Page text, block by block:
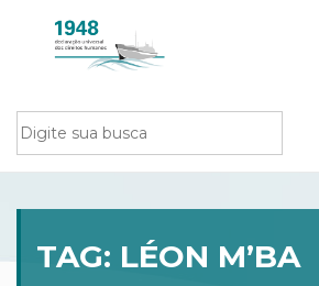
TAG: LÉON M’BA